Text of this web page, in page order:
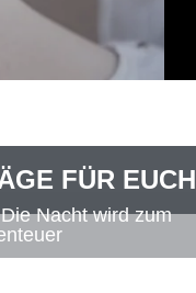
FÜR EUCH
Nacht wird zum